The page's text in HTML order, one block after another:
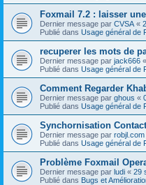
Foxmail 7.2 : laisser
Dernier message par CVSA «
Publié dans Usage général de
recuperer les mots de
Dernier message par jack666 «
Publié dans Usage général de
Comment Regarder
Dernier message par ghous «
Publié dans Usage général de
Synchornisation
Dernier message par robjl.com
Publié dans Usage général de
Problème Foxmail
Dernier message par ludi « 29
Publié dans Bugs et